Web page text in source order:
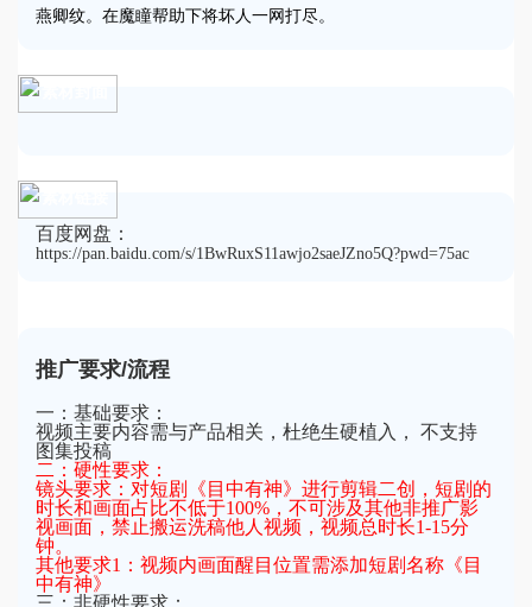
燕卿纹。在魔瞳帮助下将坏人一网打尽。
百度网盘：
https://pan.baidu.com/s/1BwRuxS11awjo2saeJZno5Q?pwd=75ac
推广要求/流程
一：基础要求：
视频主要内容需与产品相关，杜绝生硬植入， 不支持
图集投稿
二：硬性要求：
镜头要求：对短剧《目中有神》进行剪辑二创，短剧的
时长和画面占比不低于100%，不可涉及其他非推广影
视画面，禁止搬运洗稿他人视频，视频总时长1-15分
钟。
其他要求1：视频内画面醒目位置需添加短剧名称《目
中有神》
三：非硬性要求：